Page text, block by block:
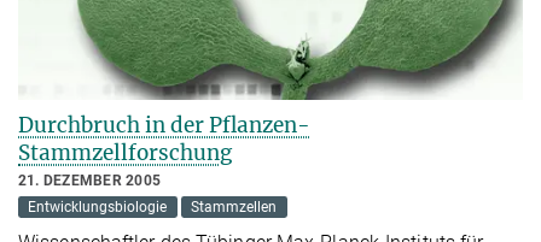
Durchbruch in der Pflanzen-
Stammzellforschung
21. DEZEMBER 2005
Entwicklungsbiologie
Stammzellen